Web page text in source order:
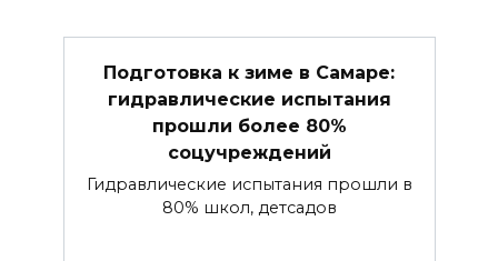
Подготовка к зиме в Самаре:
гидравлические испытания
прошли более 80%
соцучреждений
Гидравлические испытания прошли в
80% школ, детсадов